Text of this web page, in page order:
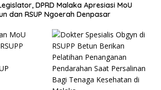
DPRD Malaka Apresiasi MoU
dan RSUP Ngoerah Denpasar